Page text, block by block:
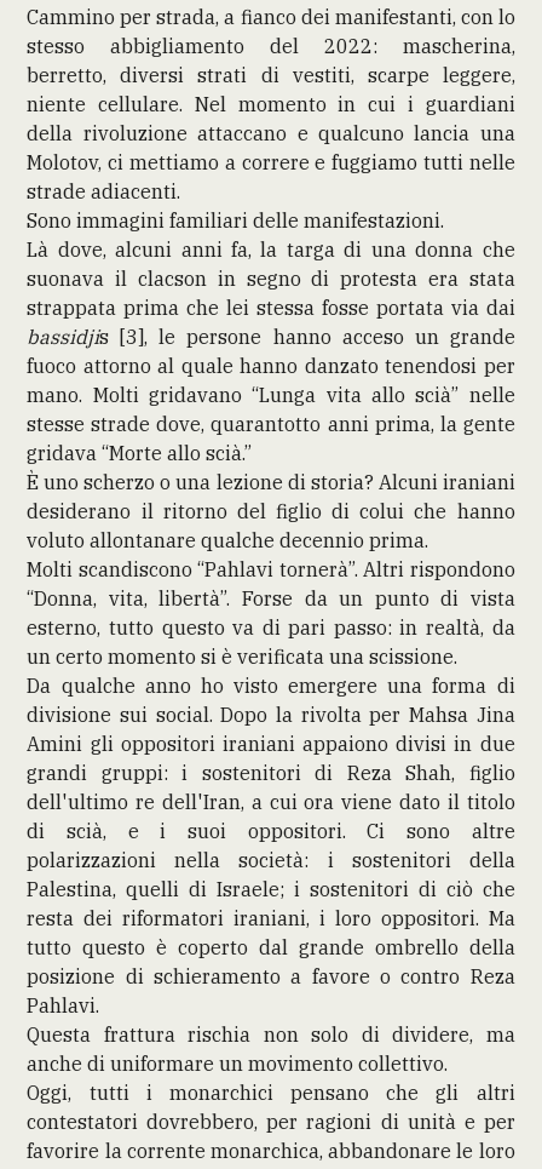
Cammino per strada, a fianco dei manifestanti, con lo
stesso abbigliamento del 2022: mascherina,
berretto, diversi strati di vestiti, scarpe leggere,
niente cellulare. Nel momento in cui i guardiani
della rivoluzione attaccano e qualcuno lancia una
Molotov, ci mettiamo a correre e fuggiamo tutti nelle
strade adiacenti.
Sono immagini familiari delle manifestazioni.
Là dove, alcuni anni fa, la targa di una donna che
suonava il clacson in segno di protesta era stata
strappata prima che lei stessa fosse portata via dai
bassidjis [3], le persone hanno acceso un grande
fuoco attorno al quale hanno danzato tenendosi per
mano. Molti gridavano “Lunga vita allo scià” nelle
stesse strade dove, quarantotto anni prima, la gente
gridava “Morte allo scià.”
È uno scherzo o una lezione di storia? Alcuni iraniani
desiderano il ritorno del figlio di colui che hanno
voluto allontanare qualche decennio prima.
Molti scandiscono “Pahlavi tornerà”. Altri rispondono
“Donna, vita, libertà”. Forse da un punto di vista
esterno, tutto questo va di pari passo: in realtà, da
un certo momento si è verificata una scissione.
Da qualche anno ho visto emergere una forma di
divisione sui social. Dopo la rivolta per Mahsa Jina
Amini gli oppositori iraniani appaiono divisi in due
grandi gruppi: i sostenitori di Reza Shah, figlio
dell'ultimo re dell'Iran, a cui ora viene dato il titolo
di scià, e i suoi oppositori. Ci sono altre
polarizzazioni nella società: i sostenitori della
Palestina, quelli di Israele; i sostenitori di ciò che
resta dei riformatori iraniani, i loro oppositori. Ma
tutto questo è coperto dal grande ombrello della
posizione di schieramento a favore o contro Reza
Pahlavi.
Questa frattura rischia non solo di dividere, ma
anche di uniformare un movimento collettivo.
Oggi, tutti i monarchici pensano che gli altri
contestatori dovrebbero, per ragioni di unità e per
favorire la corrente monarchica, abbandonare le loro